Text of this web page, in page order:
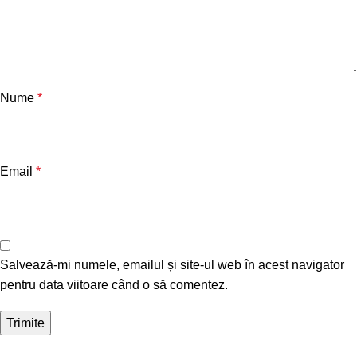
Nume *
Email *
Salvează-mi numele, emailul și site-ul web în acest navigator
pentru data viitoare când o să comentez.